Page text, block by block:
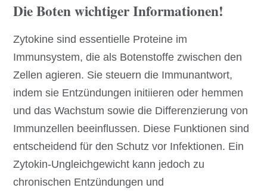
Die Boten wichtiger Informationen!
Zytokine sind essentielle Proteine im
Immunsystem, die als Botenstoffe zwischen den
Zellen agieren. Sie steuern die Immunantwort,
indem sie Entzündungen initiieren oder hemmen
und das Wachstum sowie die Differenzierung von
Immunzellen beeinflussen. Diese Funktionen sind
entscheidend für den Schutz vor Infektionen. Ein
Zytokin-Ungleichgewicht kann jedoch zu
chronischen Entzündungen und